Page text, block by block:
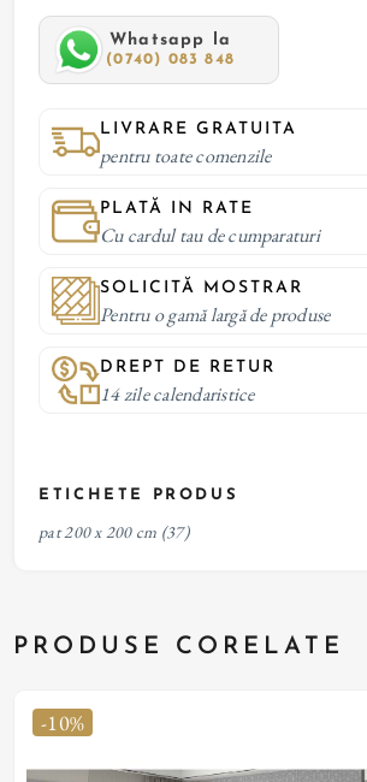
Whatsapp la
(0740) 083 848
LIVRARE GRATUITA
pentru toate comenzile
PLATĂ IN RATE
Cu cardul tau de cumparaturi
SOLICITĂ MOSTRAR
Pentru o gamă largă de produse
DREPT DE RETUR
14 zile calendaristice
ETICHETE PRODUS
pat 200 x 200 cm (37)
PRODUSE CORELATE
-10%